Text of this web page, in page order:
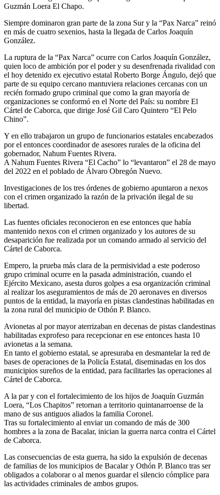
Guzmán Loera El Chapo.
Siempre dominaron gran parte de la zona Sur y la “Pax Narca” reinó
en más de cuatro sexenios, hasta la llegada de Carlos Joaquín
González.
La ruptura de la “Pax Narca” ocurre con Carlos Joaquín González,
quien loco de ambición por el poder y su desenfrenada rivalidad con
el hoy detenido ex ejecutivo estatal Roberto Borge Ángulo, dejó que
parte de su equipo cercano mantuviera relaciones cercanas con un
recién formado grupo criminal que como la gran mayoría de
organizaciones se conformó en el Norte del País: su nombre El
Cártel de Caborca, que dirige José Gil Caro Quintero “El Pelo
Chino”.
Y en ello trabajaron un grupo de funcionarios estatales encabezados
por el entonces coordinador de asesores rurales de la oficina del
gobernador, Nahum Fuentes Rivera.
A Nahum Fuentes Rivera “El Cacho” lo “levantaron” el 28 de mayo
del 2022 en el poblado de Álvaro Obregón Nuevo.
Investigaciones de los tres órdenes de gobierno apuntaron a nexos
con el crimen organizado la razón de la privación ilegal de su
libertad.
Las fuentes oficiales reconocieron en ese entonces que había
mantenido nexos con el crimen organizado y los autores de su
desaparición fue realizada por un comando armado al servicio del
Cártel de Caborca.
Empero, la prueba más clara de la permisividad a este poderoso
grupo criminal ocurre en la pasada administración, cuando el
Ejército Mexicano, asesta duros golpes a esa organización criminal
al realizar los aseguramientos de más de 20 aeronaves en diversos
puntos de la entidad, la mayoría en pistas clandestinas habilitadas en
la zona rural del municipio de Othón P. Blanco.
Avionetas al por mayor aterrizaban en decenas de pistas clandestinas
habilitadas exprofeso para recepcionar en ese entonces hasta 10
avionetas a la semana.
En tanto el gobierno estatal, se apresuraba en desmantelar la red de
bases de operaciones de la Policía Estatal, diseminadas en los dos
municipios sureños de la entidad, para facilitarles las operaciones al
Cártel de Caborca.
A la par y con el fortalecimiento de los hijos de Joaquín Guzmán
Loera, “Los Chapitos” retornan a territorio quintanarroense de la
mano de sus antiguos aliados la familia Coronel.
Tras su fortalecimiento al enviar un comando de más de 300
hombres a la zona de Bacalar, inician la guerra narca contra el Cártel
de Caborca.
Las consecuencias de esta guerra, ha sido la expulsión de decenas
de familias de los municipios de Bacalar y Othón P. Blanco tras ser
obligados a colaborar o al menos guardar el silencio cómplice para
las actividades criminales de ambos grupos.